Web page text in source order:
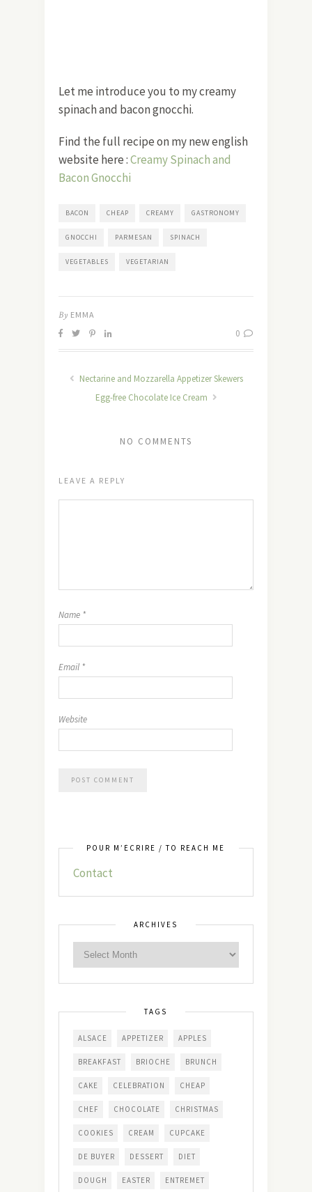
Let me introduce you to my creamy
spinach and bacon gnocchi.
Find the full recipe on my new english
website here :Creamy Spinach and
Bacon Gnocchi
BACON CHEAP CREAMY GASTRONOMY
GNOCCHI PARMESAN SPINACH
VEGETABLES VEGETARIAN
By EMMA
0
Nectarine and Mozzarella Appetizer Skewers
Egg-free Chocolate Ice Cream
NO COMMENTS
LEAVE A REPLY
Name *
Email *
Website
POUR M’ÉCRIRE / TO REACH ME
Contact
ARCHIVES
TAGS
ALSACE APPETIZER APPLES
BREAKFAST BRIOCHE BRUNCH
CAKE CELEBRATION CHEAP
CHEF CHOCOLATE CHRISTMAS
COOKIES CREAM CUPCAKE
DE BUYER DESSERT DIET
DOUGH EASTER ENTREMET